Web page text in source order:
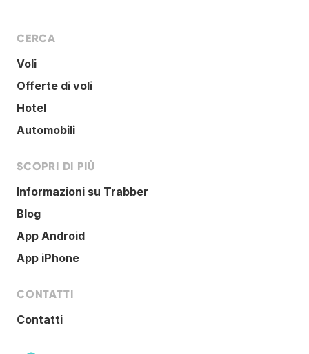
CERCA
Voli
Offerte di voli
Hotel
Automobili
SCOPRI DI PIÙ
Informazioni su Trabber
Blog
App Android
App iPhone
CONTATTI
Contatti